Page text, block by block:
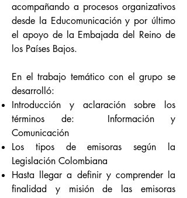
acompañando a procesos organizativos
desde la Educomunicación y por último
el apoyo de la Embajada del Reino de
los Países Bajos.
En el trabajo temático con el grupo se
desarrolló:
Introducción y aclaración sobre los
términos de: Información y
Comunicación
Los tipos de emisoras según la
Legislación Colombiana
Hasta llegar a definir y comprender la
finalidad y misión de las emisoras